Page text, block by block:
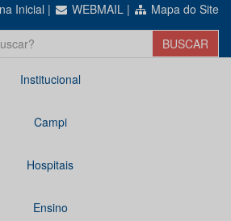
Inicial | WEBMAIL | Mapa do Site
Institucional
Campi
Hospitais
Ensino